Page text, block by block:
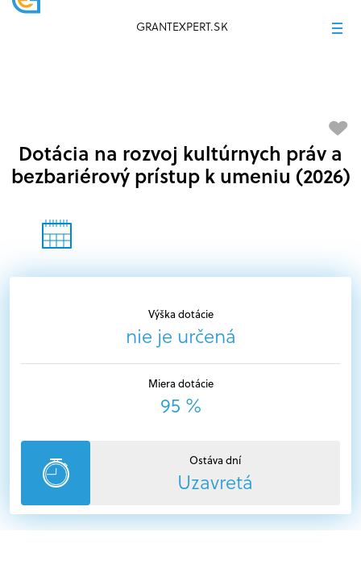
GRANTEXPERT.SK
Výška dotácie
nie je určená
Miera dotácie
95 %
Ostáva dní
Uzavretá
Dotácia na rozvoj kultúrnych práv a
bezbariérový prístup k umeniu (2026)